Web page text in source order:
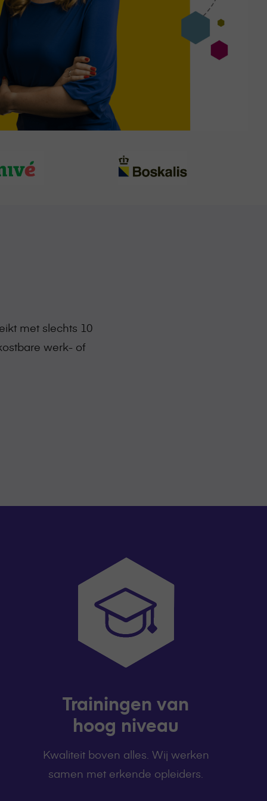
met slechts 10
werk- of
Trainingen van
hoog niveau
Kwaliteit boven alles. Wij werken
samen met erkende opleiders.